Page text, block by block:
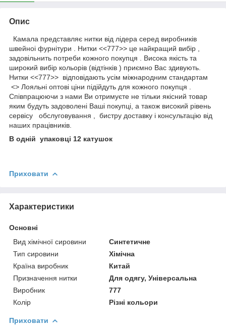
Опис
Камала представляє нитки від лідера серед виробників
швейноі фурнітури . Нитки <<777>> це найкращий вибір ,
задовільнить потреби кожного покупця . Висока якість та
широкий вибір кольорів (відтінків ) приємно Вас здивують.
Нитки <<777>> відповідають усім міжнародним стандартам
<> Лояльні оптові ціни підійдуть для кожного покупця .
Співпрацюючи з нами Ви отримуєте не тільки якісний товар
яким будуть задоволені Ваші покупці, а також високий рівень
сервісу обслуговування , бистру доставку і консультацію від
наших працівників.
В одній упаковці 12 катушок
Приховати
Характеристики
Основні
Вид хімічної сировини
Синтетичне
Тип сировини
Хімічна
Країна виробник
Китай
Призначення нитки
Для одягу, Універсальна
Виробник
777
Колір
Різні кольори
Приховати